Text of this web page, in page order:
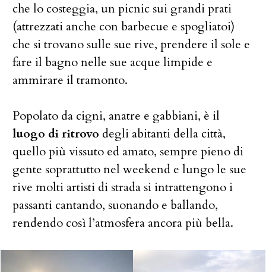
che lo costeggia, un picnic sui grandi prati
(attrezzati anche con barbecue e spogliatoi)
che si trovano sulle sue rive, prendere il sole e
fare il bagno nelle sue acque limpide e
ammirare il tramonto.
Popolato da cigni, anatre e gabbiani, è il
luogo di ritrovo degli abitanti della città,
quello più vissuto ed amato, sempre pieno di
gente soprattutto nel weekend e lungo le sue
rive molti artisti di strada si intrattengono i
passanti cantando, suonando e ballando,
rendendo così l’atmosfera ancora più bella.